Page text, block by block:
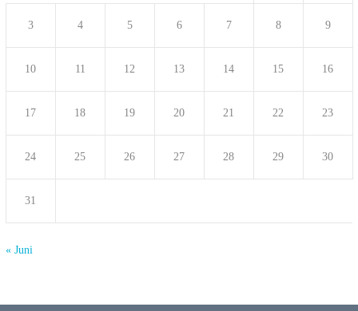
3 4 5 6 7 8 9
10 11 12 13 14 15 16
17 18 19 20 21 22 23
24 25 26 27 28 29 30
31
« Juni